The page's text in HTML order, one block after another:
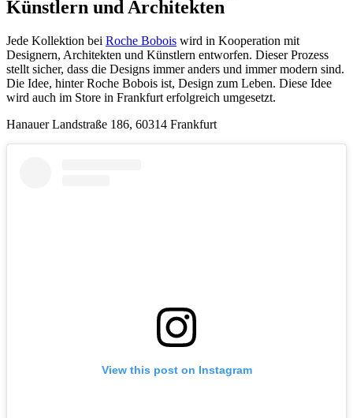
Künstlern und Architekten
Jede Kollektion bei Roche Bobois wird in Kooperation mit
Designern, Architekten und Künstlern entworfen. Dieser Prozess
stellt sicher, dass die Designs immer anders und immer modern sind.
Die Idee, hinter Roche Bobois ist, Design zum Leben. Diese Idee
wird auch im Store in Frankfurt erfolgreich umgesetzt.
Hanauer Landstraße 186, 60314 Frankfurt
View this post on Instagram